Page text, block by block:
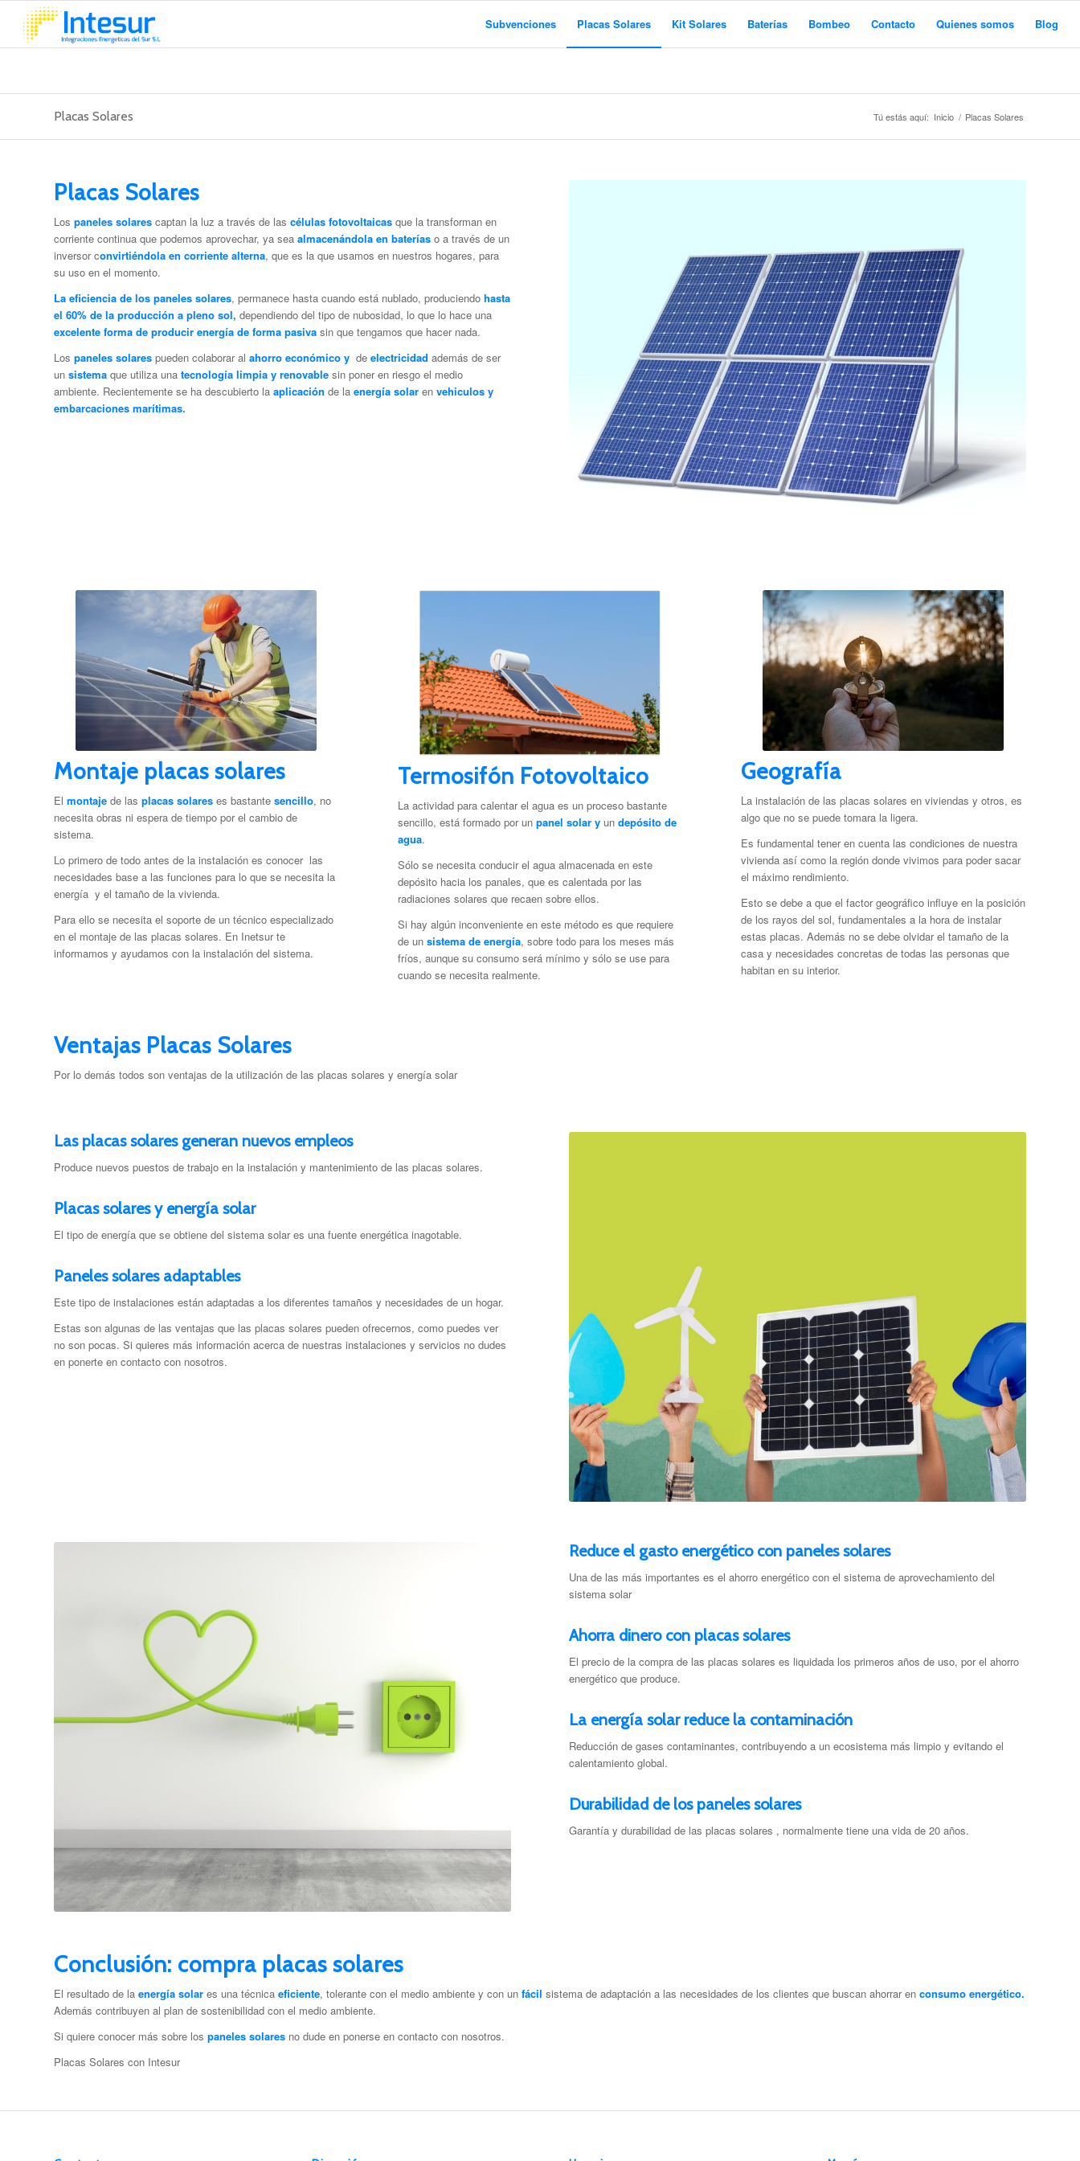
Subvenciones Placas Solares Kit Solares Baterías Bombeo Contacto Quienes somos Blog
Placas Solares Tú estás aquí: Inicio / Placas Solares
Placas Solares
Los paneles solares captan la luz a través de las células fotovoltaicas que la transforman en
corriente continua que podemos aprovechar, ya sea almacenándola en baterías o a través de un
inversor convirtiéndola en corriente alterna, que es la que usamos en nuestros hogares, para
su uso en el momento.
La eficiencia de los paneles solares, permanece hasta cuando está nublado, produciendo hasta
el 60% de la producción a pleno sol, dependiendo del tipo de nubosidad, lo que lo hace una
excelente forma de producir energía de forma pasiva sin que tengamos que hacer nada.
Los paneles solares pueden colaborar al ahorro económico y de electricidad además de ser
un sistema que utiliza una tecnología limpia y renovable sin poner en riesgo el medio
ambiente. Recientemente se ha descubierto la aplicación de la energía solar en vehiculos y
embarcaciones marítimas.
Montaje placas solares
El montaje de las placas solares es bastante sencillo, no
necesita obras ni espera de tiempo por el cambio de
sistema.
Lo primero de todo antes de la instalación es conocer las
necesidades base a las funciones para lo que se necesita la
energía y el tamaño de la vivienda.
Para ello se necesita el soporte de un técnico especializado
en el montaje de las placas solares. En Inetsur te
informamos y ayudamos con la instalación del sistema.
Termosifón Fotovoltaico
La actividad para calentar el agua es un proceso bastante
sencillo, está formado por un panel solar y un depósito de
agua.
Sólo se necesita conducir el agua almacenada en este
depósito hacia los panales, que es calentada por las
radiaciones solares que recaen sobre ellos.
Si hay algún inconveniente en este método es que requiere
de un sistema de energía, sobre todo para los meses más
fríos, aunque su consumo será mínimo y sólo se use para
cuando se necesita realmente.
Geografía
La instalación de las placas solares en viviendas y otros, es
algo que no se puede tomara la ligera.
Es fundamental tener en cuenta las condiciones de nuestra
vivienda así como la región donde vivimos para poder sacar
el máximo rendimiento.
Esto se debe a que el factor geográfico influye en la posición
de los rayos del sol, fundamentales a la hora de instalar
estas placas. Además no se debe olvidar el tamaño de la
casa y necesidades concretas de todas las personas que
habitan en su interior.
Ventajas Placas Solares
Por lo demás todos son ventajas de la utilización de las placas solares y energía solar
Las placas solares generan nuevos empleos
Produce nuevos puestos de trabajo en la instalación y mantenimiento de las placas solares.
Placas solares y energía solar
El tipo de energía que se obtiene del sistema solar es una fuente energética inagotable.
Paneles solares adaptables
Este tipo de instalaciones están adaptadas a los diferentes tamaños y necesidades de un hogar.
Estas son algunas de las ventajas que las placas solares pueden ofrecernos, como puedes ver
no son pocas. Si quieres más información acerca de nuestras instalaciones y servicios no dudes
en ponerte en contacto con nosotros.
Reduce el gasto energético con paneles solares
Una de las más importantes es el ahorro energético con el sistema de aprovechamiento del
sistema solar
Ahorra dinero con placas solares
El precio de la compra de las placas solares es liquidada los primeros años de uso, por el ahorro
energético que produce.
La energía solar reduce la contaminación
Reducción de gases contaminantes, contribuyendo a un ecosistema más limpio y evitando el
calentamiento global.
Durabilidad de los paneles solares
Garantía y durabilidad de las placas solares , normalmente tiene una vida de 20 años.
Conclusión: compra placas solares
El resultado de la energía solar es una técnica eficiente, tolerante con el medio ambiente y con un fácil sistema de adaptación a las necesidades de los clientes que buscan ahorrar en consumo energético.
Además contribuyen al plan de sostenibilidad con el medio ambiente.
Si quiere conocer más sobre los paneles solares no dude en ponerse en contacto con nosotros.
Placas Solares con Intesur